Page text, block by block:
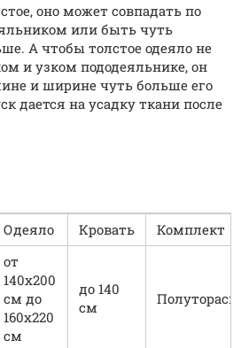
оно может совпадать по
или быть чуть
А чтобы толстое одеяло не
и узком пододеяльнике, он
и ширине чуть больше его
дается на усадку ткани после
Одеяло Кровать Комплект
от
140х200
см до
160х220
см
до 140
см